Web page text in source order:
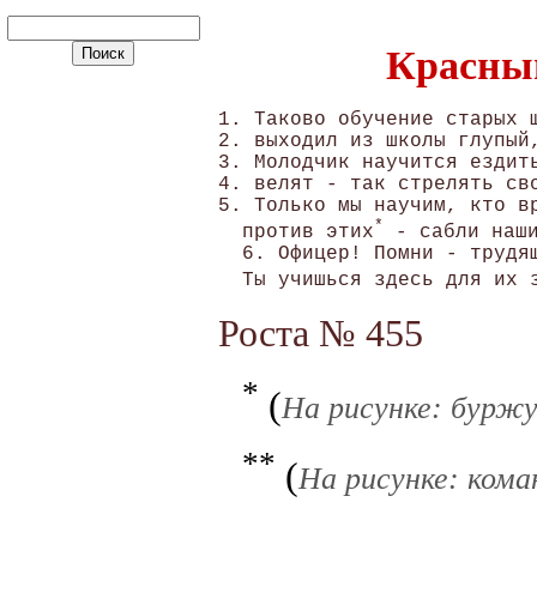
1. Таково обучение старых
2. выходил из школы
3. Молодчик научится
4. велят - так стрелять
5. Только мы научим, кто
  против этих
*
- сабли
6. Офицер! Помни -
Ты учишься здесь для их
Роста № 455
* (На рисунке:
** (На рисунке: